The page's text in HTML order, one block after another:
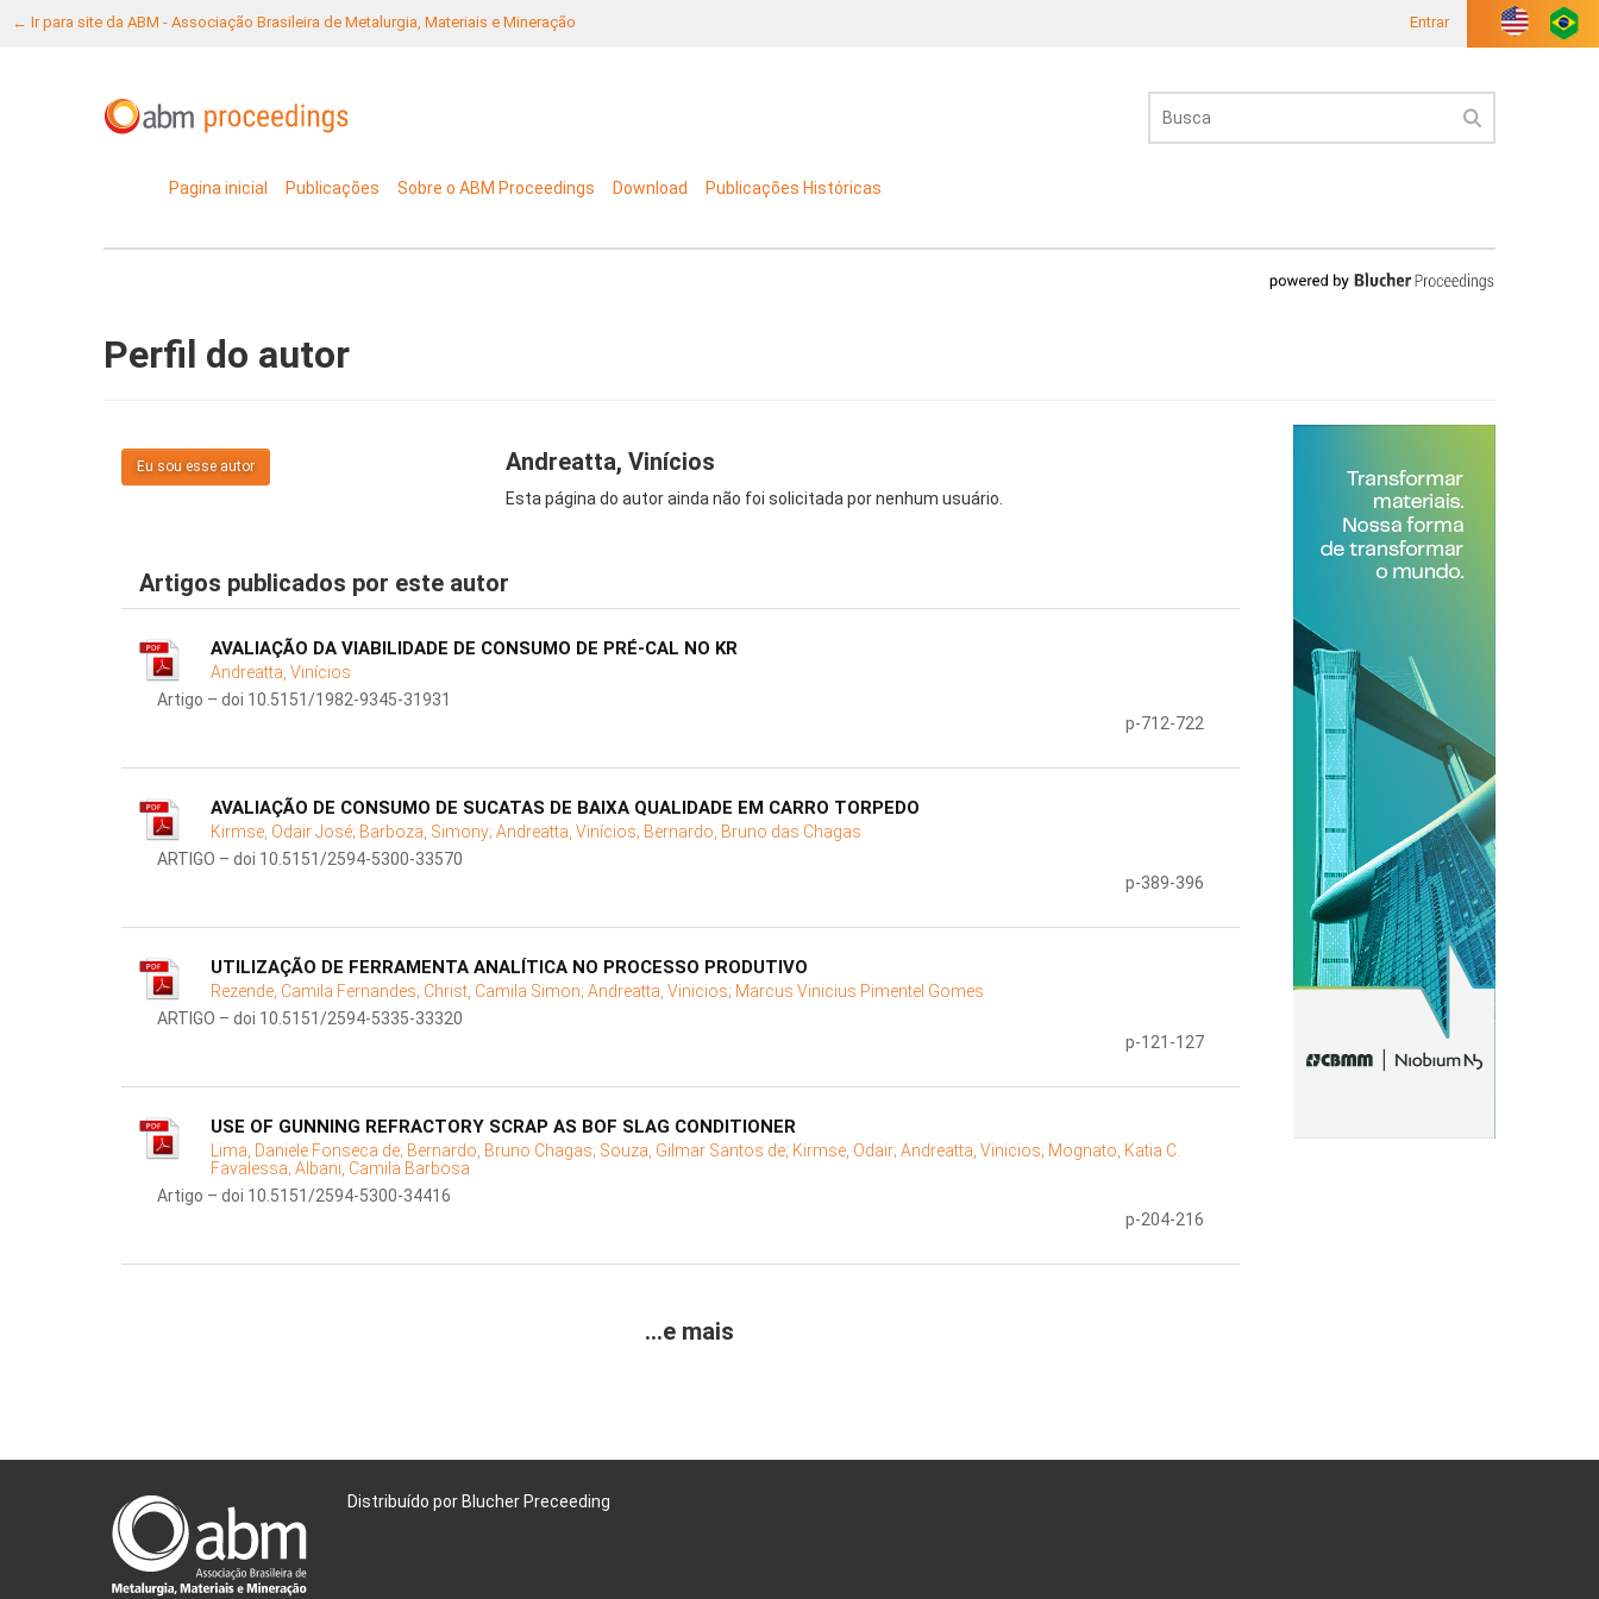
← Ir para site da ABM - Associação Brasileira de Metalurgia, Materiais e Mineração Entrar
Pagina inicial Publicações Sobre o ABM Proceedings Download Publicações Históricas
Perfil do autor
Eu sou esse autor Andreatta, Vinícios
Esta página do autor ainda não foi solicitada por nenhum usuário.
Artigos publicados por este autor
AVALIAÇÃO DA VIABILIDADE DE CONSUMO DE PRÉ-CAL NO KR
Andreatta, Vinícios
Artigo – doi 10.5151/1982-9345-31931
p-712-722
AVALIAÇÃO DE CONSUMO DE SUCATAS DE BAIXA QUALIDADE EM CARRO TORPEDO
Kirmse, Odair José; Barboza, Simony; Andreatta, Vinícios; Bernardo, Bruno das Chagas
ARTIGO – doi 10.5151/2594-5300-33570
p-389-396
UTILIZAÇÃO DE FERRAMENTA ANALÍTICA NO PROCESSO PRODUTIVO
Rezende, Camila Fernandes; Christ, Camila Simon; Andreatta, Vinicios; Marcus Vinicius Pimentel Gomes
ARTIGO – doi 10.5151/2594-5335-33320
p-121-127
USE OF GUNNING REFRACTORY SCRAP AS BOF SLAG CONDITIONER
Lima, Daniele Fonseca de; Bernardo, Bruno Chagas; Souza, Gilmar Santos de; Kirmse, Odair; Andreatta, Vinicios; Mognato, Katia C.
Favalessa; Albani, Camila Barbosa
Artigo – doi 10.5151/2594-5300-34416
p-204-216
...e mais
Distribuído por Blucher Preceeding